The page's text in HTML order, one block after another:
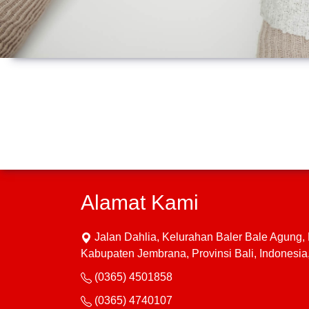
Alamat Kami
Jalan Dahlia, Kelurahan Baler Bale Agung,
Kabupaten Jembrana, Provinsi Bali,
(0365) 4501858
(0365) 4740107